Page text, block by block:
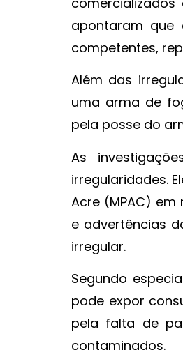
apontaram que
competentes,
Além das
uma arma de
pela posse do
As
irregularidades.
Acre (MPAC)
e advertências
irregular.
Segundo
pode expor
pela falta de
contaminados.